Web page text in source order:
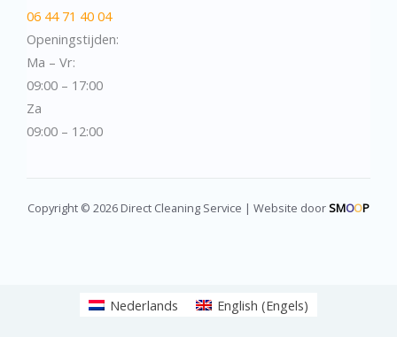
06 44 71 40 04
Openingstijden:
Ma – Vr:
09:00 – 17:00
Za
09:00 – 12:00
Copyright © 2026 Direct Cleaning Service | Website doorSMOOP
Nederlands English (Engels)